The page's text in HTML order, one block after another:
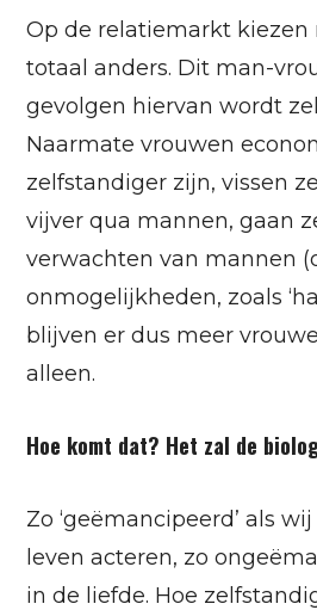
Op de relatiemarkt kiezen
totaal anders. Dit man-
gevolgen hiervan wordt
Naarmate vrouwen
zelfstandiger zijn, vissen
vijver qua mannen, gaan
verwachten van mannen
onmogelijkheden, zoals
blijven er dus meer
alleen.
Hoe komt dat? Het zal de
Zo ‘geëmancipeerd’ als
leven acteren, zo
in de liefde. Hoe